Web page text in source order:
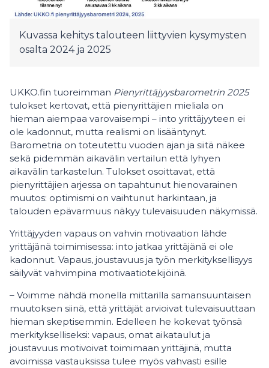
Kuvassa kehitys talouteen liittyvien kysymysten
osalta 2024 ja 2025
UKKO.fin tuoreimman Pienyrittäjyysbarometrin 2025
tulokset kertovat, että pienyrittäjien mieliala on
hieman aiempaa varovaisempi – into yrittäjyyteen ei
ole kadonnut, mutta realismi on lisääntynyt.
Barometria on toteutettu vuoden ajan ja siitä näkee
sekä pidemmän aikavälin vertailun että lyhyen
aikavälin tarkastelun. Tulokset osoittavat, että
pienyrittäjien arjessa on tapahtunut hienovarainen
muutos: optimismi on vaihtunut harkintaan, ja
talouden epävarmuus näkyy tulevaisuuden näkymissä.
Yrittäjyyden vapaus on vahvin motivaation lähde
yrittäjänä toimimisessa: into jatkaa yrittäjänä ei ole
kadonnut. Vapaus, joustavuus ja työn merkityksellisyys
säilyvät vahvimpina motivaatiotekijöinä.
– Voimme nähdä monella mittarilla samansuuntaisen
muutoksen siinä, että yrittäjät arvioivat tulevaisuuttaan
hieman skeptisemmin. Edelleen he kokevat työnsä
merkitykselliseksi: vapaus, omat aikataulut ja
joustavuus motivoivat toimimaan yrittäjinä, mutta
avoimissa vastauksissa tulee myös vahvasti esille